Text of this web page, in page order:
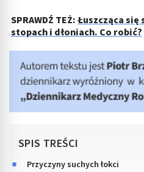
SPRAWDŹ TEŻ:Łuszcząca się
stopach i dłoniach. Co robić?
SPIS TREŚCI
Przyczyny suchych łokci